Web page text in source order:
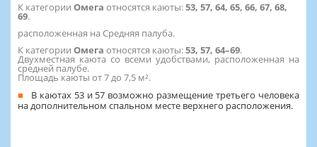
К категории Омега относятся каюты:53, 57, 64, 65, 66, 67, 68,
69.
расположенная на Средняя палуба.
К категории Омега относятся каюты:53, 57, 64–69.
Двухместная каюта со всеми удобствами, расположенная на
средней палубе.
Площадь каюты от 7 до 7,5 м².
В каютах 53 и 57 возможно размещение третьего человека
на дополнительном спальном месте верхнего расположения.